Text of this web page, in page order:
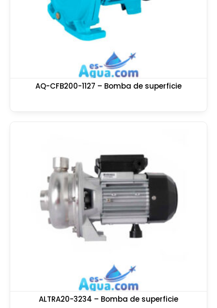
AQ-CFB200-1127 – Bomba de superficie
ALTRA20-3234 – Bomba de superficie